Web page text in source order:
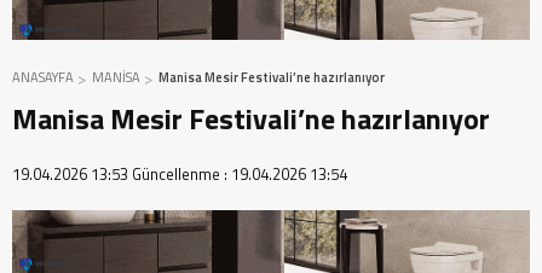
ANASAYFA MANİSA Manisa Mesir Festivali’ne hazırlanıyor
Manisa Mesir Festivali’ne hazırlanıyor
19.04.2026 13:53 Güncellenme : 19.04.2026 13:54